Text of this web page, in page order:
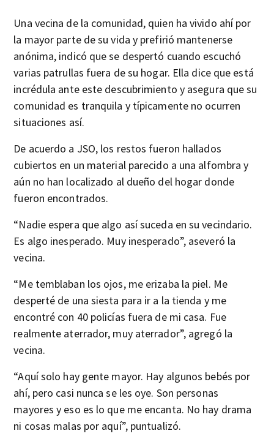
Una vecina de la comunidad, quien ha vivido ahí por
la mayor parte de su vida y prefirió mantenerse
anónima, indicó que se despertó cuando escuchó
varias patrullas fuera de su hogar. Ella dice que está
incrédula ante este descubrimiento y asegura que su
comunidad es tranquila y típicamente no ocurren
situaciones así.
De acuerdo a JSO, los restos fueron hallados
cubiertos en un material parecido a una alfombra y
aún no han localizado al dueño del hogar donde
fueron encontrados.
“Nadie espera que algo así suceda en su vecindario.
Es algo inesperado. Muy inesperado”, aseveró la
vecina.
“Me temblaban los ojos, me erizaba la piel. Me
desperté de una siesta para ir a la tienda y me
encontré con 40 policías fuera de mi casa. Fue
realmente aterrador, muy aterrador”, agregó la
vecina.
“Aquí solo hay gente mayor. Hay algunos bebés por
ahí, pero casi nunca se les oye. Son personas
mayores y eso es lo que me encanta. No hay drama
ni cosas malas por aquí”, puntualizó.